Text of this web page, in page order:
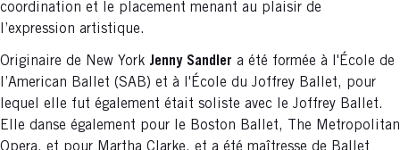
coordination et le placement menant au plaisir de
l’expression artistique.
Originaire de New York Jenny Sandler a été formée à l'École de
l’American Ballet (SAB) et à l'École du Joffrey Ballet, pour
lequel elle fut également était soliste avec le Joffrey Ballet.
Elle danse également pour le Boston Ballet, The Metropolitan